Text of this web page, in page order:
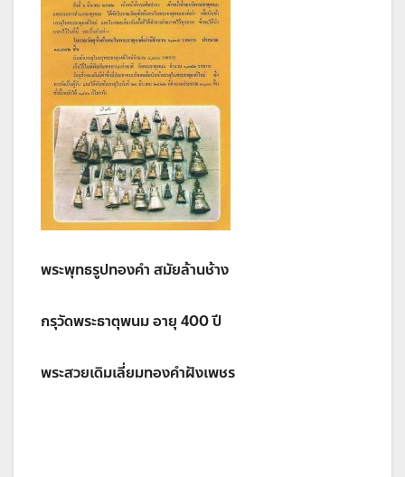
พระพุทธรูปทองคำ สมัยล้านช้าง
กรุวัดพระธาตุพนม อายุ 400 ปี
พระสวยเดิมเลี่ยมทองคำฝังเพชร